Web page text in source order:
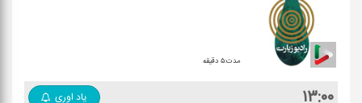
مدت:۵ دقیقه
۱۳:۰۰ یاد اوری